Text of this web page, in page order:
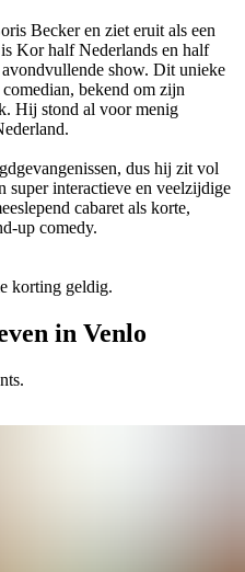
Becker en ziet eruit als een
Kor half Nederlands en half
show. Dit unieke
bekend om zijn
Hij stond al voor menig
dus hij zit vol
super interactieve en veelzijdige
cabaret als korte,
up comedy.
korting geldig.
in Venlo